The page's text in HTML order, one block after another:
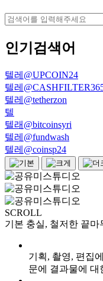
인기검색어
텔레@UPCOIN24
텔레
텔레@tetherzon
텔
텔래@bitcoinsyri
텔레@fundwash
텔레@coinsp24
SCROLL
기본 충실, 철저한 끝마
기획, 촬영, 편집
문에 결과물에 대